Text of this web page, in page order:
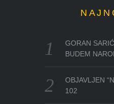
GORAN
BUDEM
OBJAVLJEN
102